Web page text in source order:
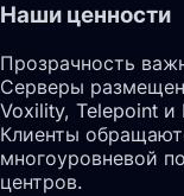
Наши ценности
Прозрачность
Серверы
Voxility, Telepoint
Клиенты
многоуровневой
центров.